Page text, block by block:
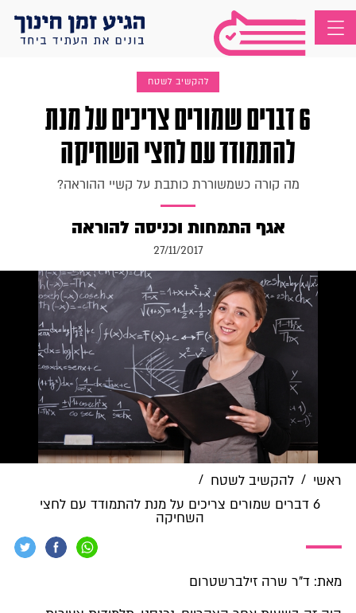
להקשיב לשטח
6 דברים שמורים צריכים על מנת
להתמודד עם לחצי השחיקה
מה קורה כשמשוררת כותבת על קשיי ההוראה?
אגף התמחות וכניסה להוראה
27/11/2017
ראשי / להקשיב לשטח /
6 דברים שמורים צריכים על מנת להתמודד עם לחצי
השחיקה
מאת: ד"ר שרה זילברשטרום